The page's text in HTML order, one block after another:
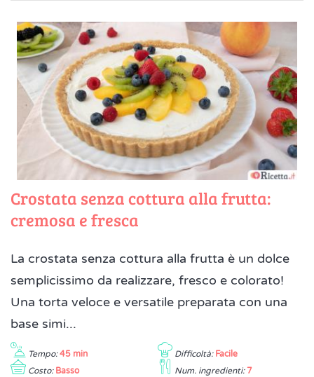
Crostata senza cottura alla frutta:
cremosa e fresca
La crostata senza cottura alla frutta è un dolce
semplicissimo da realizzare, fresco e colorato!
Una torta veloce e versatile preparata con una
base simi...
Tempo: 45 min Difficoltà: Facile
Costo: Basso Num. ingredienti: 7